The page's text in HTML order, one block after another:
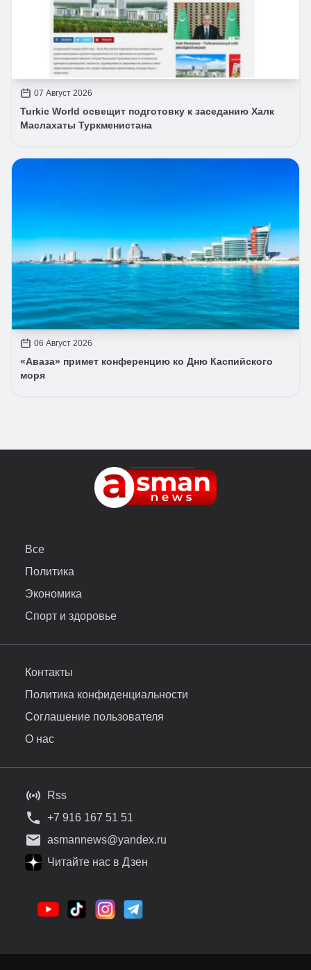
07 Август 2026
Turkic World освещит подготовку к заседанию Халк
Маслахаты Туркменистана
06 Август 2026
«Аваза» примет конференцию ко Дню Каспийского
моря
Все
Политика
Экономика
Спорт и здоровье
Контакты
Политика конфиденциальности
Соглашение пользователя
О нас
Rss
+7 916 167 51 51
asmannews@yandex.ru
Читайте нас в Дзен